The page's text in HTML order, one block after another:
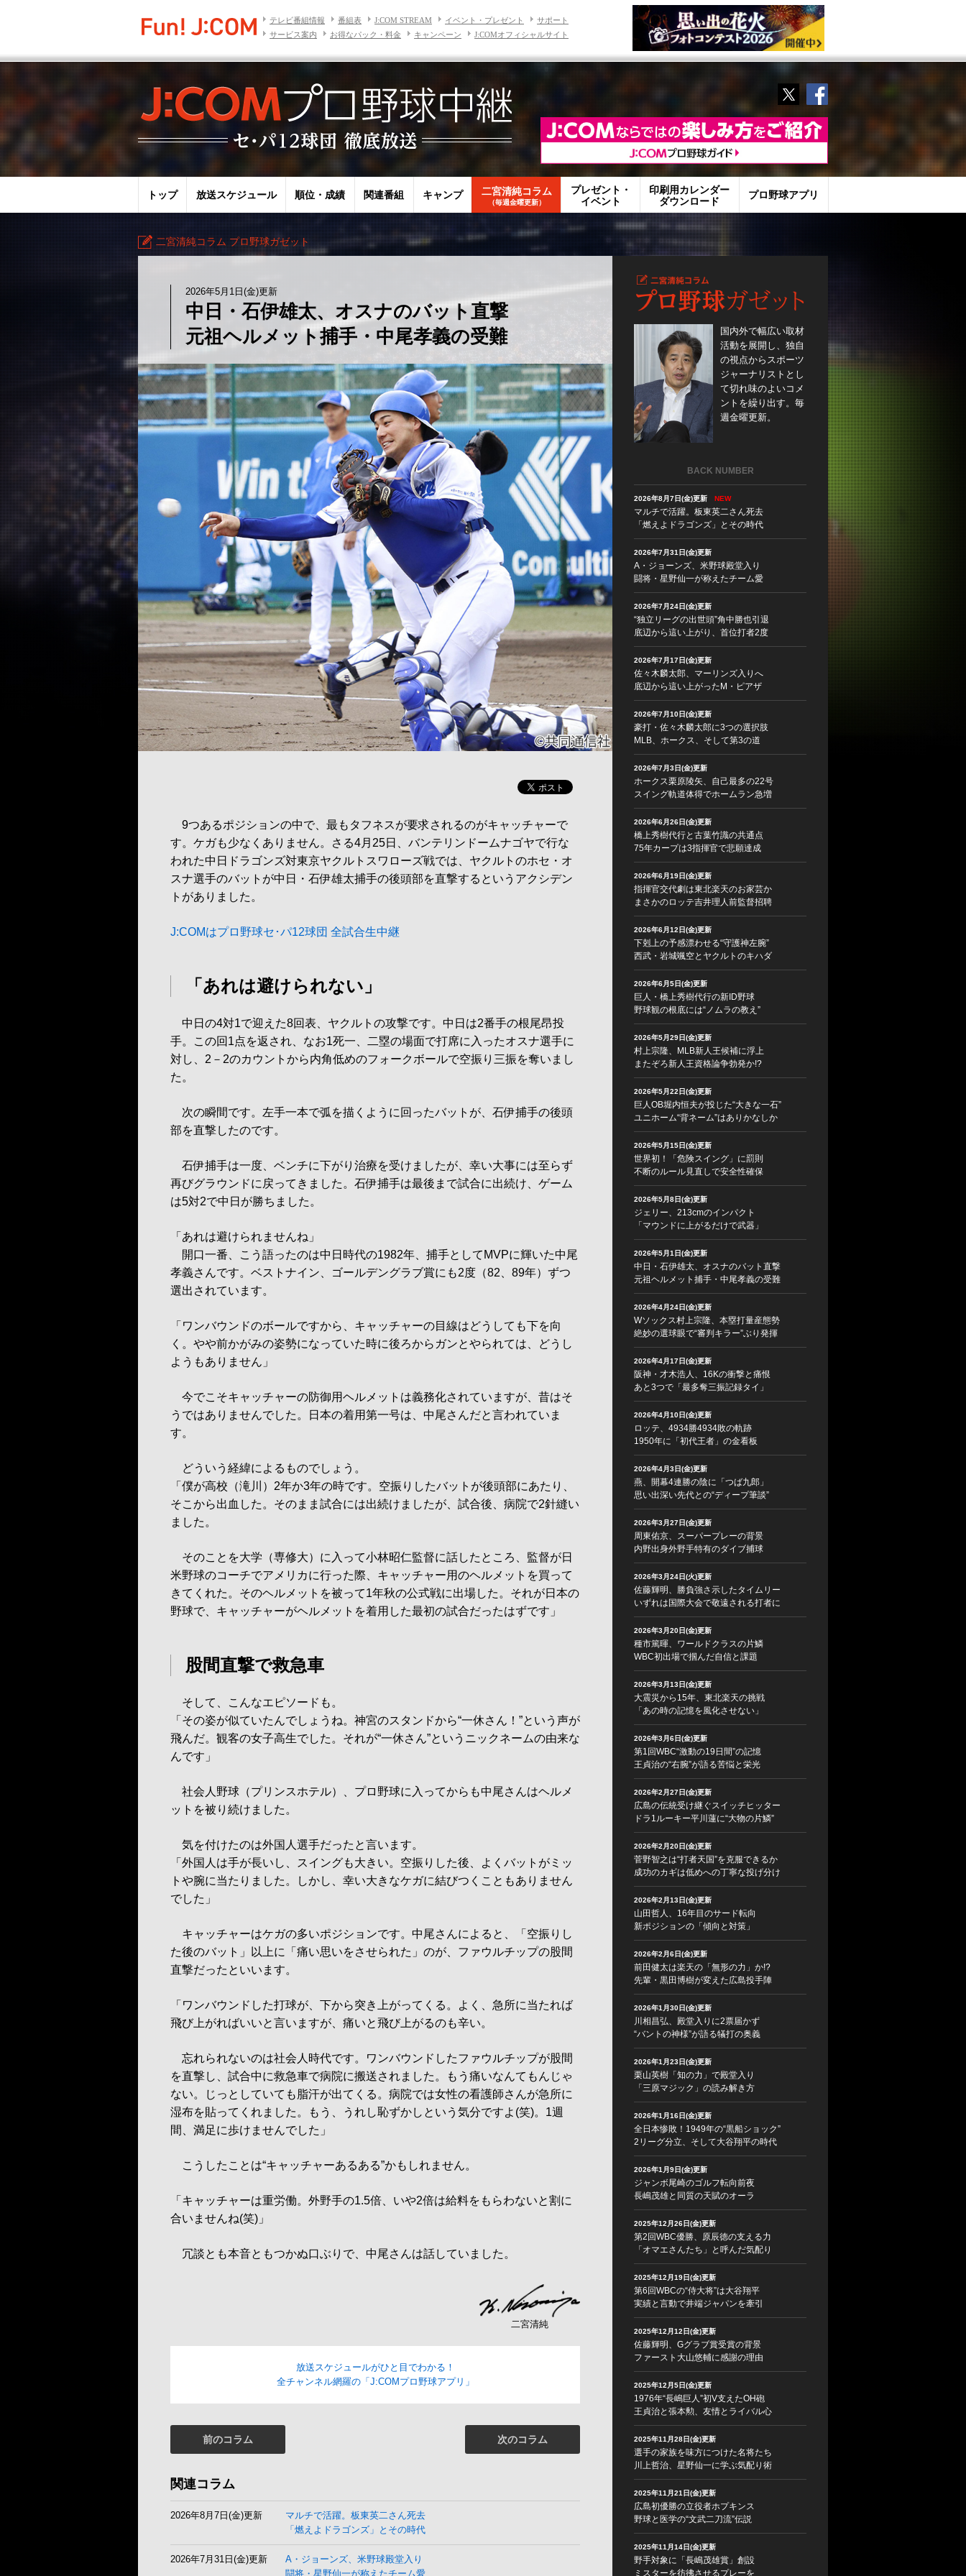
テレビ番組情報 番組表 J:COM STREAM イベント・プレゼント
サポート
サービス案内
お得なパック・料金 キャンペーン J:COMオフィシャルサイト
TwitterFacebook
トップ 放送スケジュール 順位・成績 関連番組 キャンプ 二宮清純コラム
（毎週金曜更新）
プレゼント・
イベント
印刷用カレンダー
ダウンロード
プロ野球アプリ
二宮清純コラム プロ野球ガゼット
2026年5月1日(金)更新
中日・石伊雄太、オスナのバット直撃
元祖ヘルメット捕手・中尾孝義の受難
9つあるポジションの中で、最もタフネスが要求されるのがキャッチャーで
す。ケガも少なくありません。さる4月25日、バンテリンドームナゴヤで行な
われた中日ドラゴンズ対東京ヤクルトスワローズ戦では、ヤクルトのホセ・オ
スナ選手のバットが中日・石伊雄太捕手の後頭部を直撃するというアクシデン
トがありました。
J:COMはプロ野球セ･パ12球団 全試合生中継
「あれは避けられない」
中日の4対1で迎えた8回表、ヤクルトの攻撃です。中日は2番手の根尾昂投
手。この回1点を返され、なお1死一、二塁の場面で打席に入ったオスナ選手に
対し、2－2のカウントから内角低めのフォークボールで空振り三振を奪いまし
た。
次の瞬間です。左手一本で弧を描くように回ったバットが、石伊捕手の後頭
部を直撃したのです。
石伊捕手は一度、ベンチに下がり治療を受けましたが、幸い大事には至らず
再びグラウンドに戻ってきました。石伊捕手は最後まで試合に出続け、ゲーム
は5対2で中日が勝ちました。
「あれは避けられませんね」
開口一番、こう語ったのは中日時代の1982年、捕手としてMVPに輝いた中尾
孝義さんです。ベストナイン、ゴールデングラブ賞にも2度（82、89年）ずつ
選出されています。
「ワンバウンドのボールですから、キャッチャーの目線はどうしても下を向
く。やや前かがみの姿勢になっていた時に後ろからガンとやられては、どうし
ようもありません」
今でこそキャッチャーの防御用ヘルメットは義務化されていますが、昔はそ
うではありませんでした。日本の着用第一号は、中尾さんだと言われていま
す。
どういう経緯によるものでしょう。
「僕が高校（滝川）2年か3年の時です。空振りしたバットが後頭部にあたり、
そこから出血した。そのまま試合には出続けましたが、試合後、病院で2針縫い
ました。
そのことを大学（専修大）に入って小林昭仁監督に話したところ、監督が日
米野球のコーチでアメリカに行った際、キャッチャー用のヘルメットを買って
きてくれた。そのヘルメットを被って1年秋の公式戦に出場した。それが日本の
野球で、キャッチャーがヘルメットを着用した最初の試合だったはずです」
股間直撃で救急車
そして、こんなエピソードも。
「その姿が似ていたんでしょうね。神宮のスタンドから“一休さん！”という声が
飛んだ。観客の女子高生でした。それが“一休さん”というニックネームの由来な
んです」
社会人野球（プリンスホテル）、プロ野球に入ってからも中尾さんはヘルメ
ットを被り続けました。
気を付けたのは外国人選手だったと言います。
「外国人は手が長いし、スイングも大きい。空振りした後、よくバットがミッ
トや腕に当たりました。しかし、幸い大きなケガに結びつくこともありません
でした」
キャッチャーはケガの多いポジションです。中尾さんによると、「空振りし
た後のバット」以上に「痛い思いをさせられた」のが、ファウルチップの股間
直撃だったといいます。
「ワンバウンドした打球が、下から突き上がってくる。よく、急所に当たれば
飛び上がればいいと言いますが、痛いと飛び上がるのも辛い。
忘れられないのは社会人時代です。ワンバウンドしたファウルチップが股間
を直撃し、試合中に救急車で病院に搬送されました。もう痛いなんてもんじゃ
ない。じっとしていても脂汗が出てくる。病院では女性の看護師さんが急所に
湿布を貼ってくれました。もう、うれし恥ずかしという気分ですよ(笑)。1週
間、満足に歩けませんでした」
こうしたことは“キャッチャーあるある”かもしれません。
「キャッチャーは重労働。外野手の1.5倍、いや2倍は給料をもらわないと割に
合いませんね(笑)」
冗談とも本音ともつかぬ口ぶりで、中尾さんは話していました。
二宮清純
放送スケジュールがひと目でわかる！
全チャンネル網羅の「J:COMプロ野球アプリ」
前のコラム 次のコラム
関連コラム
2026年8月7日(金)更新
マルチで活躍。板東英二さん死去
「燃えよドラゴンズ」とその時代
2026年7月31日(金)更新
A・ジョーンズ、米野球殿堂入り
闘将・星野仙一が称えたチーム愛
国内外で幅広い取材
活動を展開し、独自
の視点からスポーツ
ジャーナリストとし
て切れ味のよいコメ
ントを繰り出す。毎
週金曜更新。
BACK NUMBER
2026年8月7日(金)更新 NEW
マルチで活躍。板東英二さん死去
「燃えよドラゴンズ」とその時代
2026年7月31日(金)更新
A・ジョーンズ、米野球殿堂入り
闘将・星野仙一が称えたチーム愛
2026年7月24日(金)更新
“独立リーグの出世頭”角中勝也引退
底辺から這い上がり、首位打者2度
2026年7月17日(金)更新
佐々木麟太郎、マーリンズ入りへ
底辺から這い上がったM・ピアザ
2026年7月10日(金)更新
豪打・佐々木麟太郎に3つの選択肢
MLB、ホークス、そして第3の道
2026年7月3日(金)更新
ホークス栗原陵矢、自己最多の22号
スイング軌道体得でホームラン急増
2026年6月26日(金)更新
橋上秀樹代行と古葉竹識の共通点
75年カープは3指揮官で悲願達成
2026年6月19日(金)更新
指揮官交代劇は東北楽天のお家芸か
まさかのロッテ吉井理人前監督招聘
2026年6月12日(金)更新
下剋上の予感漂わせる“守護神左腕”
西武・岩城颯空とヤクルトのキハダ
2026年6月5日(金)更新
巨人・橋上秀樹代行の新ID野球
野球観の根底には“ノムラの教え”
2026年5月29日(金)更新
村上宗隆、MLB新人王候補に浮上
またぞろ新人王資格論争勃発か!?
2026年5月22日(金)更新
巨人OB堀内恒夫が投じた“大きな一石”
ユニホーム“背ネーム”はありかなしか
2026年5月15日(金)更新
世界初！「危険スイング」に罰則
不断のルール見直しで安全性確保
2026年5月8日(金)更新
ジェリー、213cmのインパクト
「マウンドに上がるだけで武器」
2026年5月1日(金)更新
中日・石伊雄太、オスナのバット直撃
元祖ヘルメット捕手・中尾孝義の受難
2026年4月24日(金)更新
Wソックス村上宗隆、本塁打量産態勢
絶妙の選球眼で“審判キラー”ぶり発揮
2026年4月17日(金)更新
阪神・才木浩人、16Kの衝撃と痛恨
あと3つで「最多奪三振記録タイ」
2026年4月10日(金)更新
ロッテ、4934勝4934敗の軌跡
1950年に「初代王者」の金看板
2026年4月3日(金)更新
燕、開幕4連勝の陰に「つば九郎」
思い出深い先代との“ディープ筆談”
2026年3月27日(金)更新
周東佑京、スーパープレーの背景
内野出身外野手特有のダイブ捕球
2026年3月24日(火)更新
佐藤輝明、勝負強さ示したタイムリー
いずれは国際大会で敬遠される打者に
2026年3月20日(金)更新
種市篤暉、ワールドクラスの片鱗
WBC初出場で掴んだ自信と課題
2026年3月13日(金)更新
大震災から15年、東北楽天の挑戦
「あの時の記憶を風化させない」
2026年3月6日(金)更新
第1回WBC“激動の19日間”の記憶
王貞治の“右腕”が語る苦悩と栄光
2026年2月27日(金)更新
広島の伝統受け継ぐスイッチヒッター
ドラ1ルーキー平川蓮に“大物の片鱗”
2026年2月20日(金)更新
菅野智之は“打者天国”を克服できるか
成功のカギは低めへの丁寧な投げ分け
2026年2月13日(金)更新
山田哲人、16年目のサード転向
新ポジションの「傾向と対策」
2026年2月6日(金)更新
前田健太は楽天の「無形の力」か!?
先輩・黒田博樹が変えた広島投手陣
2026年1月30日(金)更新
川相昌弘、殿堂入りに2票届かず
“バントの神様”が語る犠打の奥義
2026年1月23日(金)更新
栗山英樹「知の力」で殿堂入り
「三原マジック」の読み解き方
2026年1月16日(金)更新
全日本惨敗！1949年の“黒船ショック”
2リーグ分立、そして大谷翔平の時代
2026年1月9日(金)更新
ジャンボ尾崎のゴルフ転向前夜
長嶋茂雄と同質の天賦のオーラ
2025年12月26日(金)更新
第2回WBC優勝、原辰徳の支える力
「オマエさんたち」と呼んだ気配り
2025年12月19日(金)更新
第6回WBCの“侍大将”は大谷翔平
実績と言動で井端ジャパンを牽引
2025年12月12日(金)更新
佐藤輝明、Gグラブ賞受賞の背景
ファースト大山悠輔に感謝の理由
2025年12月5日(金)更新
1976年“長嶋巨人”初V支えたOH砲
王貞治と張本勲、友情とライバル心
2025年11月28日(金)更新
選手の家族を味方につけた名将たち
川上哲治、星野仙一に学ぶ気配り術
2025年11月21日(金)更新
広島初優勝の立役者ホプキンス
野球と医学の“文武二刀流”伝説
2025年11月14日(金)更新
野手対象に「長嶋茂雄賞」創設
ミスターを彷彿させるプレーを